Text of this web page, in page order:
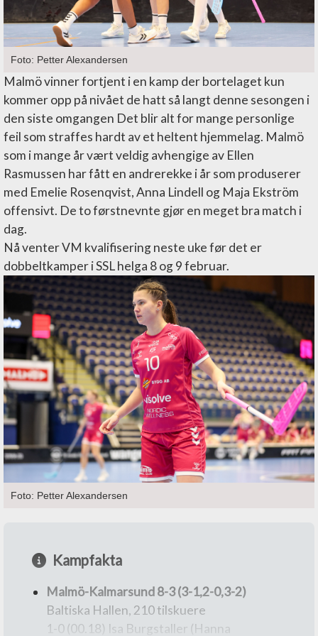
Foto: Petter Alexandersen
Malmö vinner fortjent i en kamp der bortelaget kun
kommer opp på nivået de hatt så langt denne sesongen i
den siste omgangen Det blir alt for mange personlige
feil som straffes hardt av et heltent hjemmelag. Malmö
som i mange år vært veldig avhengige av Ellen
Rasmussen har fått en andrerekke i år som produserer
med Emelie Rosenqvist, Anna Lindell og Maja Ekström
offensivt. De to førstnevnte gjør en meget bra match i
dag.
Nå venter VM kvalifisering neste uke før det er
dobbeltkamper i SSL helga 8 og 9 februar.
Foto: Petter Alexandersen
Kampfakta
Malmö-Kalmarsund 8-3 (3-1,2-0,3-2)
Baltiska Hallen, 210 tilskuere
1-0 (00.18) Isa Burgstaller (Hanna